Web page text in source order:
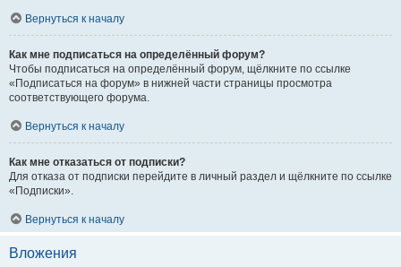
Вернуться к началу
Как мне подписаться на определённый форум?
Чтобы подписаться на определённый форум, щёлкните по ссылке
«Подписаться на форум» в нижней части страницы просмотра
соответствующего форума.
Вернуться к началу
Как мне отказаться от подписки?
Для отказа от подписки перейдите в личный раздел и щёлкните по ссылке
«Подписки».
Вернуться к началу
Вложения